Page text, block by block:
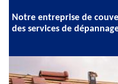
Notre entreprise de
des services de